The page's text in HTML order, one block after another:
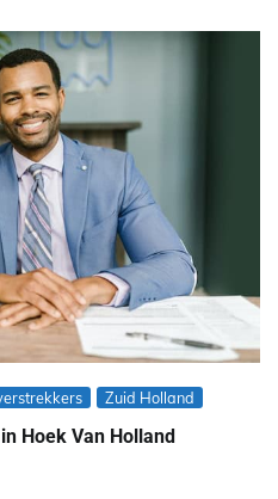
Zuid Holland
Hoek Van Holland